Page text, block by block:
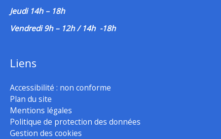
Jeudi 14h – 18h
Vendredi 9h – 12h / 14h -18h
Liens
Accessibilité : non conforme
Plan du site
Mentions légales
Politique de protection des données
Gestion des cookies